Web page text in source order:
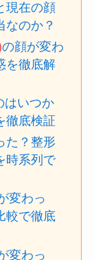
現在の顔
なのか？
の顔が変わ
を徹底解
はいつか
徹底検証
た？整形
時系列で
変わっ
較で徹底
変わっ